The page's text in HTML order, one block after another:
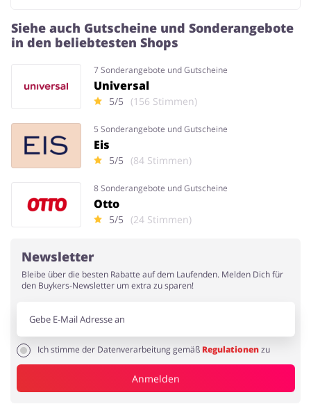
Siehe auch Gutscheine und Sonderangebote
in den beliebtesten Shops
7 Sonderangebote und Gutscheine
Universal
5/5 (156 Stimmen)
5 Sonderangebote und Gutscheine
Eis
5/5 (84 Stimmen)
8 Sonderangebote und Gutscheine
Otto
5/5 (24 Stimmen)
Newsletter
Bleibe über die besten Rabatte auf dem Laufenden. Melden Dich für
den Buykers-Newsletter um extra zu sparen!
Ich stimme der Datenverarbeitung gemäß Regulationenzu
Anmelden